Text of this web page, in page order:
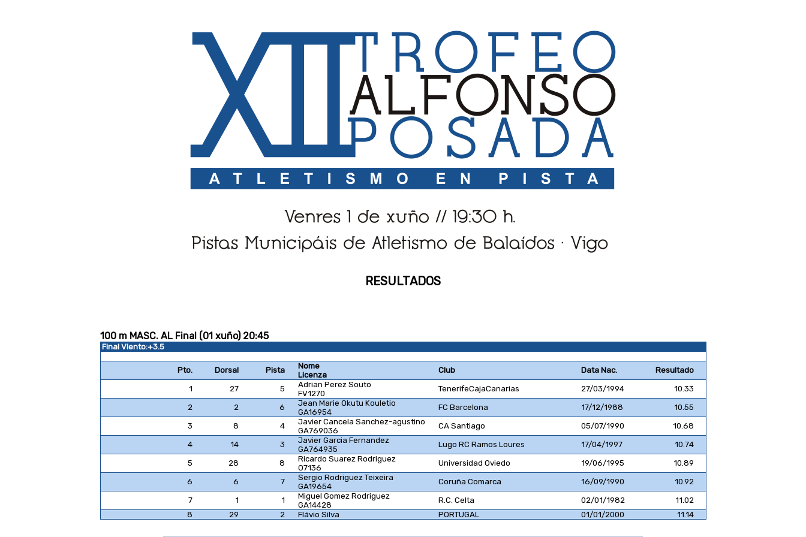
RESULTADOS
Final Viento:+3.5
Pto. Dorsal Pista
Nome
Licenza
Club Data Nac. Resultado
1 27 5
Adrian Perez Souto
FV1270
TenerifeCajaCanarias 27/03/1994 10.33
2 2 6
Jean Marie Okutu Kouletio
GA16954
FC Barcelona 17/12/1988 10.55
3 8 4
Javier Cancela Sanchez-agustino
GA769036
CA Santiago 05/07/1990 10.68
4 14 3
Javier Garcia Fernandez
GA764935
Lugo RC Ramos Loures 17/04/1997 10.74
5 28 8
Ricardo Suarez Rodriguez
O7136
Universidad Oviedo 19/06/1995 10.89
6 6 7
Sergio Rodriguez Teixeira
GA19654
Coruña Comarca 16/09/1990 10.92
7 1 1
Miguel Gomez Rodriguez
GA14428
R.C. Celta 02/01/1982
11.02
8
29 2 Flávio Silva PORTUGAL 01/01/2000 11.14
100 m MASC. AL Final (01 xuño) 20:45